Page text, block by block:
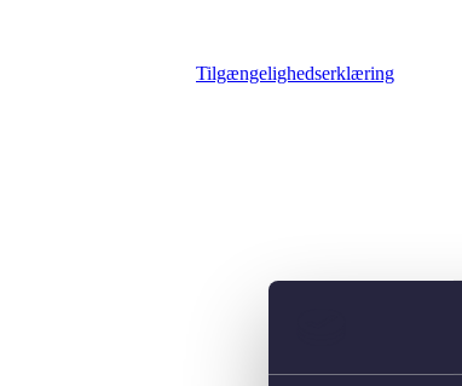
Tilgængelighedserklæring